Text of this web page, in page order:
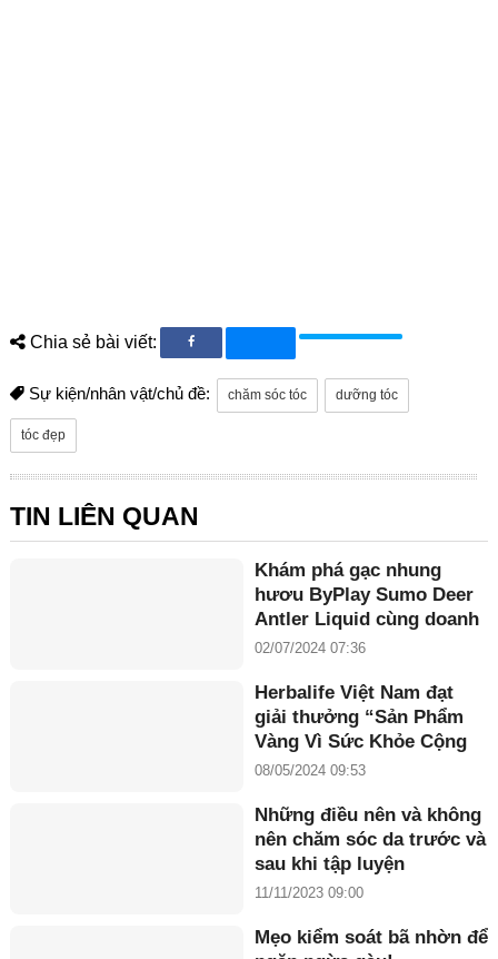
Chia sẻ bài viết:
Sự kiện/nhân vật/chủ đề: chăm sóc tóc dưỡng tóc
tóc đẹp
TIN LIÊN QUAN
Khám phá gạc nhung
hươu ByPlay Sumo Deer
Antler Liquid cùng doanh
nhân Maria Tuyền
02/07/2024 07:36
Herbalife Việt Nam đạt
giải thưởng “Sản Phẩm
Vàng Vì Sức Khỏe Cộng
Đồng năm 2024”
08/05/2024 09:53
Những điều nên và không
nên chăm sóc da trước và
sau khi tập luyện
11/11/2023 09:00
Mẹo kiểm soát bã nhờn để